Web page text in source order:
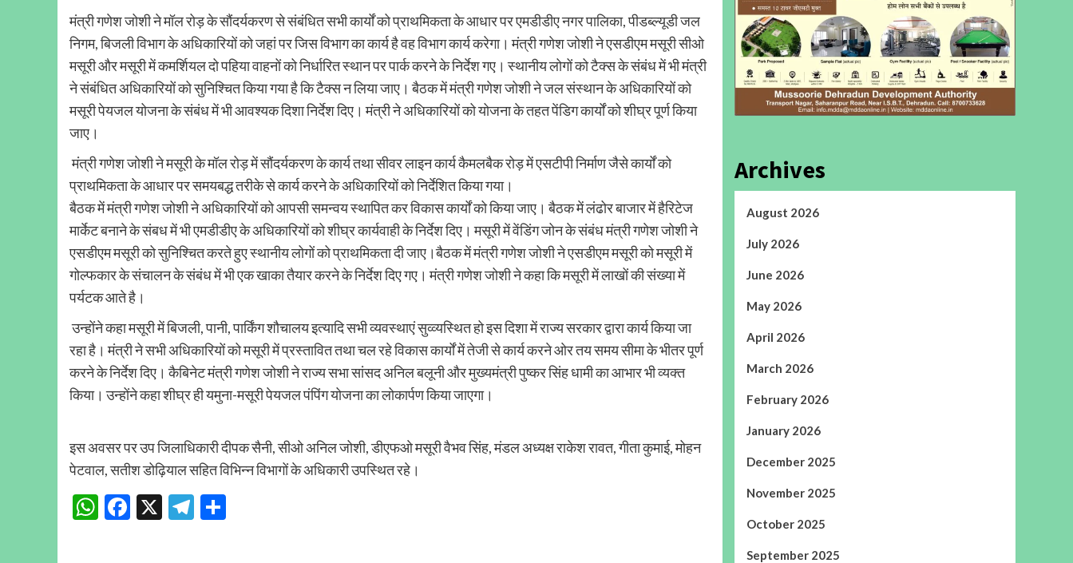
मंत्री गणेश जोशी ने मॉल रोड़ के सौंदर्यकरण से संबंधित सभी कार्यों को प्राथमिकता के आधार पर एमडीडीए नगर पालिका, पीडब्ल्यूडी जल
निगम, बिजली विभाग के अधिकारियों को जहां पर जिस विभाग का कार्य है वह विभाग कार्य करेगा। मंत्री गणेश जोशी ने एसडीएम मसूरी सीओ
मसूरी और मसूरी में कमर्शियल दो पहिया वाहनों को निर्धारित स्थान पर पार्क करने के निर्देश गए। स्थानीय लोगों को टैक्स के संबंध में भी मंत्री
ने संबंधित अधिकारियों को सुनिश्चित किया गया है कि टैक्स न लिया जाए। बैठक में मंत्री गणेश जोशी ने जल संस्थान के अधिकारियों को
मसूरी पेयजल योजना के संबंध में भी आवश्यक दिशा निर्देश दिए। मंत्री ने अधिकारियों को योजना के तहत पेंडिग कार्यों को शीघ्र पूर्ण किया
जाए।
मंत्री गणेश जोशी ने मसूरी के मॉल रोड़ में सौंदर्यकरण के कार्य तथा सीवर लाइन कार्य कैमलबैक रोड़ में एसटीपी निर्माण जैसे कार्यों को
प्राथमिकता के आधार पर समयबद्ध तरीके से कार्य करने के अधिकारियों को निर्देशित किया गया।
बैठक में मंत्री गणेश जोशी ने अधिकारियों को आपसी समन्वय स्थापित कर विकास कार्यों को किया जाए। बैठक में लंढोर बाजार में हैरिटेज
मार्केट बनाने के संबध में भी एमडीडीए के अधिकारियों को शीघ्र कार्यवाही के निर्देश दिए। मसूरी में वेंडिंग जोन के संबंध मंत्री गणेश जोशी ने
एसडीएम मसूरी को सुनिश्चित करते हुए स्थानीय लोगों को प्राथमिकता दी जाए।बैठक में मंत्री गणेश जोशी ने एसडीएम मसूरी को मसूरी में
गोल्फकार के संचालन के संबंध में भी एक खाका तैयार करने के निर्देश दिए गए। मंत्री गणेश जोशी ने कहा कि मसूरी में लाखों की संख्या में
पर्यटक आते है।
उन्होंने कहा मसूरी में बिजली, पानी, पार्किंग शौचालय इत्यादि सभी व्यवस्थाएं सुव्व्यस्थित हो इस दिशा में राज्य सरकार द्वारा कार्य किया जा
रहा है। मंत्री ने सभी अधिकारियों को मसूरी में प्रस्तावित तथा चल रहे विकास कार्यों में तेजी से कार्य करने ओर तय समय सीमा के भीतर पूर्ण
करने के निर्देश दिए। कैबिनेट मंत्री गणेश जोशी ने राज्य सभा सांसद अनिल बलूनी और मुख्यमंत्री पुष्कर सिंह धामी का आभार भी व्यक्त
किया। उन्होंने कहा शीघ्र ही यमुना-मसूरी पेयजल पंपिंग योजना का लोकार्पण किया जाएगा।
इस अवसर पर उप जिलाधिकारी दीपक सैनी, सीओ अनिल जोशी, डीएफओ मसूरी वैभव सिंह, मंडल अध्यक्ष राकेश रावत, गीता कुमाई, मोहन
पेटवाल, सतीश डोढ़ियाल सहित विभिन्न विभागों के अधिकारी उपस्थित रहे।
WhatsApp
Facebook
X Telegram
Archives
August 2026
July 2026
June 2026
May 2026
April 2026
March 2026
February 2026
January 2026
December 2025
November 2025
October 2025
September 2025